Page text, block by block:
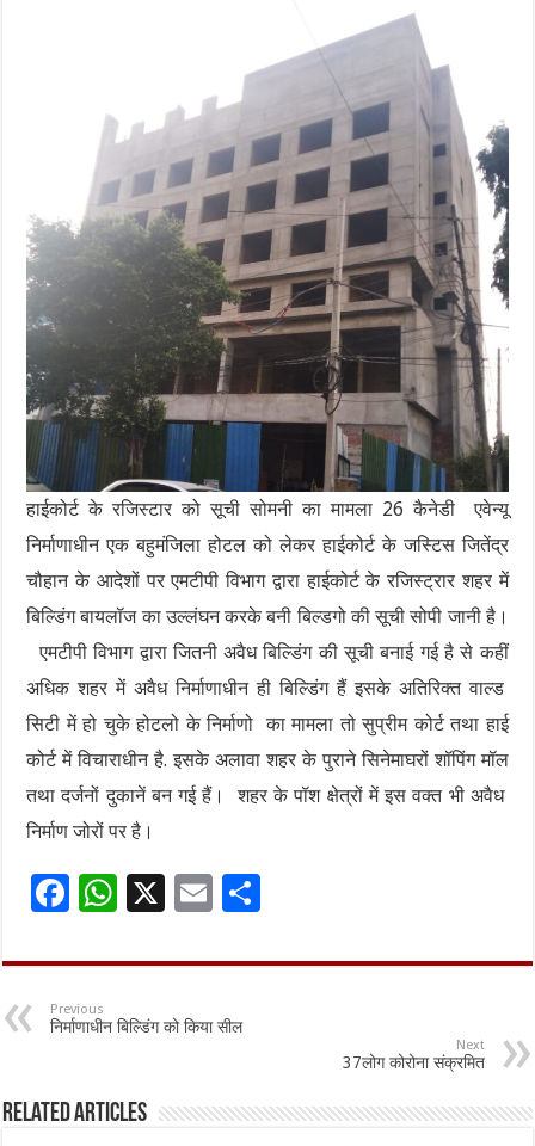
हाईकोर्ट के रजिस्टार को सूची सोमनी का मामला 26 कैनेडी एवेन्यू
निर्माणाधीन एक बहुमंजिला होटल को लेकर हाईकोर्ट के जस्टिस जितेंद्र
चौहान के आदेशों पर एमटीपी विभाग द्वारा हाईकोर्ट के रजिस्ट्रार शहर में
बिल्डिंग बायलॉज का उल्लंघन करके बनी बिल्डगो की सूची सोपी जानी है।
एमटीपी विभाग द्वारा जितनी अवैध बिल्डिंग की सूची बनाई गई है से कहीं
अधिक शहर में अवैध निर्माणाधीन ही बिल्डिंग हैं इसके अतिरिक्त वाल्ड
सिटी में हो चुके होटलो के निर्माणो का मामला तो सुप्रीम कोर्ट तथा हाई
कोर्ट में विचाराधीन है. इसके अलावा शहर के पुराने सिनेमाघरों शॉपिंग मॉल
तथा दर्जनों दुकानें बन गई हैं। शहर के पॉश क्षेत्रों में इस वक्त भी अवैध
निर्माण जोरों पर है।
F
e
b
o
k
W
at
sA
p
X
E
ai
l
ar
Previous
निर्माणाधीन बिल्डिंग को किया सील
Next
37लोग कोरोना संक्रमित
Related Articles